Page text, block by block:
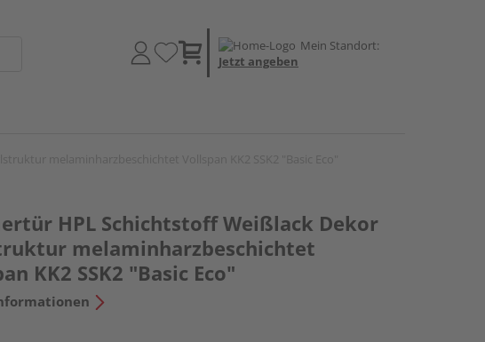
Mein Standort:
Jetzt angeben
HPL Schichtstoff Weißlack Dekor
melaminharzbeschichtet
KK2 SSK2 "Basic Eco"